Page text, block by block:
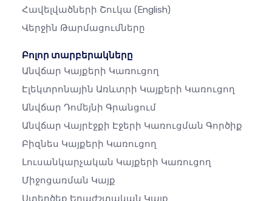
Հավելվածների Շուկա (English)
Վերջին Թարմացումները
Բոլոր տարբերակները
Անվճար Կայքերի Կառուցող
Էլեկտրոնային Առևտրի Կայքերի Կառուցող
Անվճար Դոմեյնի Գրանցում
Անվճար Վայրէջքի Էջերի Կառուցման Գործիք
Բիզնես Կայքերի Կառուցող
Լուսանկարչական Կայքերի Կառուցող
Միջոցառման Կայք
Ստեղծեք Երաժշտական ​​կայք